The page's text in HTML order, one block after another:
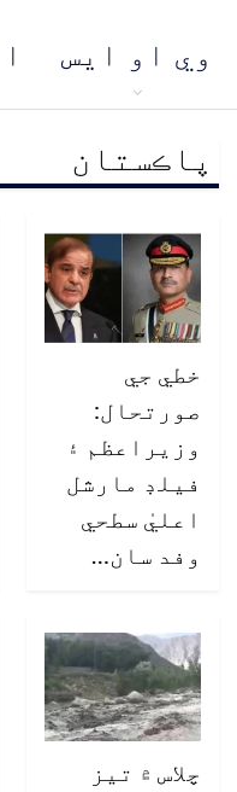
وي او ايس
پاڪستان مُنڍ
پاڪستان
خطي جي
صورتحال:
وزيراعظم ۽
فيلڊ مارشل
اعليٰ سطحي
وفد سان…
چلاس ۾ تيز